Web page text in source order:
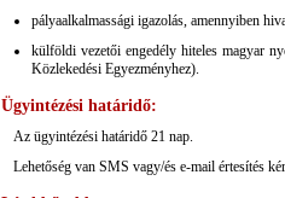
pályaalkalmassági igazolás, amennyiben
külföldi vezetői engedély hiteles magyar
Közlekedési Egyezményhez).
Ügyintézési határidő:
Az ügyintézési határidő 21 nap.
Lehetőség van SMS vagy/és e-mail értesítés